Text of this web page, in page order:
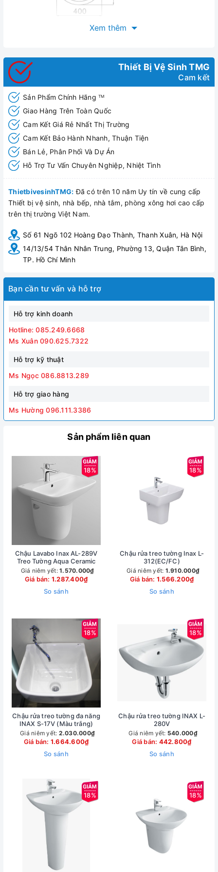
Xem thêm
Thiết Bị Vệ Sinh TMG
Cam kết
Sản Phẩm Chính Hãng TM
Giao Hàng Trên Toàn Quốc
Cam Kết Giá Rẻ Nhất Thị Trường
Cam Kết Bảo Hành Nhanh, Thuận Tiện
Bán Lẻ, Phân Phối Và Dự Án
Hỗ Trợ Tư Vấn Chuyên Nghiệp, Nhiệt Tình
ThietbivesinhTMG: Đã có trên 10 năm Uy tín về cung cấp
Thiết bị vệ sinh, nhà bếp, nhà tắm, phòng xông hơi cao cấp
trên thị trường Việt Nam.
Số 61 Ngõ 102 Hoàng Đạo Thành, Thanh Xuân, Hà Nội
14/13/54 Thân Nhân Trung, Phường 13, Quận Tân Bình,
TP. Hồ Chí Minh
Bạn cần tư vấn và hỗ trợ
Hỗ trợ kinh doanh
Hotline: 085.249.6668
Ms Xuân 090.625.7322
Hỗ trợ kỹ thuật
Ms Ngọc 086.8813.289
Hỗ trợ giao hàng
Ms Hường 096.111.3386
Sản phẩm liên quan
18%
Chậu Lavabo Inax AL-289V
Treo Tường Aqua Ceramic
Giá niêm yết: 1.570.000₫
Giá bán: 1.287.400₫
So sánh
18%
Chậu rửa treo tường Inax L-
312(EC/FC)
Giá niêm yết: 1.910.000₫
Giá bán: 1.566.200₫
So sánh
18%
Chậu rửa treo tường đa năng
INAX S-17V (Màu trắng)
Giá niêm yết: 2.030.000₫
Giá bán: 1.664.600₫
So sánh
18%
Chậu rửa treo tường INAX L-
280V
Giá niêm yết: 540.000₫
Giá bán: 442.800₫
So sánh
18% 18%